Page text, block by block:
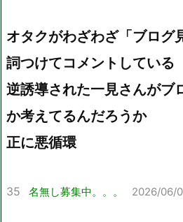
オタクがわざわざ「ブログ
詞つけてコメントしている
逆誘導された一見さんがブ
か考えてるんだろうか
正に悪循環
35 名無し募集中。。。 2026/06/